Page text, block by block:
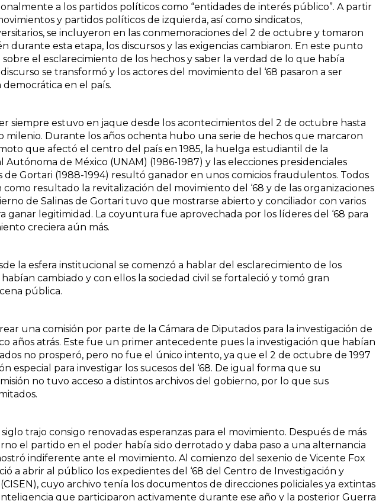
a los partidos políticos como “entidades de interés público”. A partir
y partidos políticos de izquierda, así como sindicatos,
se incluyeron en las conmemoraciones del 2 de octubre y tomaron
durante esta etapa, los discursos y las exigencias cambiaron. En este punto
el esclarecimiento de los hechos y saber la verdad de lo que había
discurso se transformó y los actores del movimiento del ‘68 pasaron a ser
en el país.
siempre estuvo en jaque desde los acontecimientos del 2 de octubre hasta
milenio. Durante los años ochenta hubo una serie de hechos que marcaron
que afectó el centro del país en 1985, la huelga estudiantil de la
Autónoma de México (UNAM) (1986-1987) y las elecciones presidenciales
de Gortari (1988-1994) resultó ganador en unos comicios fraudulentos. Todos
como resultado la revitalización del movimiento del ‘68 y de las organizaciones
de Salinas de Gortari tuvo que mostrarse abierto y conciliador con varios
ganar legitimidad. La coyuntura fue aprovechada por los líderes del ‘68 para
creciera aún más.
la esfera institucional se comenzó a hablar del esclarecimiento de los
habían cambiado y con ellos la sociedad civil se fortaleció y tomó gran
pública.
una comisión por parte de la Cámara de Diputados para la investigación de
años atrás. Este fue un primer antecedente pues la investigación que habían
no prosperó, pero no fue el único intento, ya que el 2 de octubre de 1997
especial para investigar los sucesos del ‘68. De igual forma que su
no tuvo acceso a distintos archivos del gobierno, por lo que sus
trajo consigo renovadas esperanzas para el movimiento. Después de más
el partido en el poder había sido derrotado y daba paso a una alternancia
indiferente ante el movimiento. Al comienzo del sexenio de Vicente Fox
a abrir al público los expedientes del ‘68 del Centro de Investigación y
cuyo archivo tenía los documentos de direcciones policiales ya extintas
que participaron activamente durante ese año y la posterior Guerra